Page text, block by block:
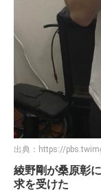
出典： https://
綾野剛が桑原彰
求を受けた